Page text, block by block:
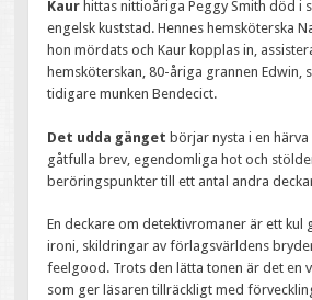
Kaur hittas nittioåriga Peggy Smith död i
engelsk kuststad. Hennes hemsköterska
hon mördats och Kaur kopplas in,
hemsköterskan, 80-åriga grannen Edwin,
tidigare munken Bendecict.
Det udda gängetbörjar nysta i en härva
gåtfulla brev, egendomliga hot och
beröringspunkter till ett antal andra
En deckare om detektivromaner är ett kul
ironi, skildringar av förlagsvärldens
feelgood. Trots den lätta tonen är det en
som ger läsaren tillräckligt med